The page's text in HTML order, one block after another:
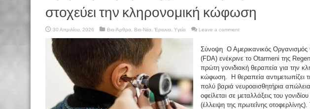
στοχεύει την κληρονομική κώφωση
30 Απριλίου, 2026 Βιο-Άρθρα Βιο-Νέα Έρευνα Υγεία Leave a comment
Σύνοψη Ο Αμερικανικός
(FDA) ενέκρινε το Otarmeni της
πρώτη γονιδιακή θεραπεία για την
κώφωση. Η θεραπεία αντιμετωπίζει
πολύ βαριά νευροαισθητήρια
οφείλεται σε μεταλλάξεις του
(έλλειψη της πρωτεΐνης